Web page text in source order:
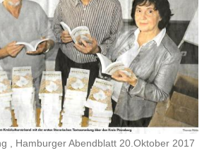
, Hamburger Abendblatt 20.Oktober 2017